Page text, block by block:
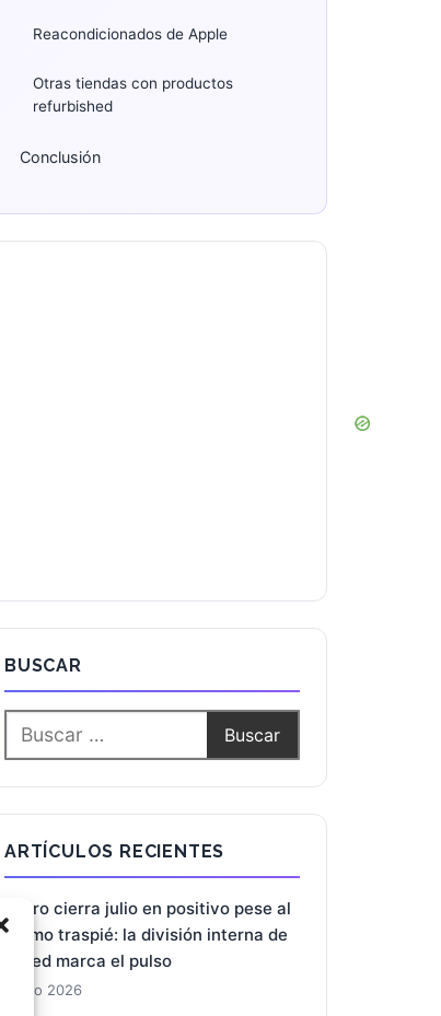
Reacondicionados de Apple
Otras tiendas con productos
refurbished
Conclusión
BUSCAR
ARTÍCULOS RECIENTES
El oro cierra julio en positivo pese al
último traspié: la división interna de
la Fed marca el pulso
1 Ago 2026